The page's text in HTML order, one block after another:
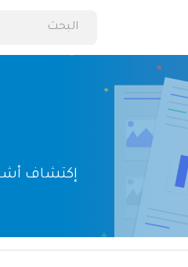
إكتشاف